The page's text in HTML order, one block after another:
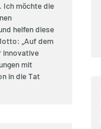
Ich möchte die
helfen diese
„Auf dem
innovative
mit
in die Tat